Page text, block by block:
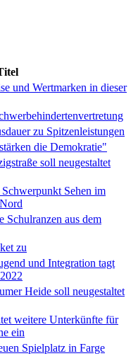
und Wertmarken in dieser
zu Spitzenleistungen
die Demokratie"
soll neugestaltet
Sehen im
Schulranzen aus dem
zu
und Integration tagt
Heide soll neugestaltet
weitere Unterkünfte für
ein
Spielplatz in Farge